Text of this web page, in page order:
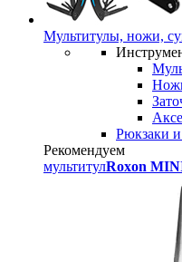
Мультитулы, ножи,
Рюкзаки
Рекомендуем
мультитулRoxon